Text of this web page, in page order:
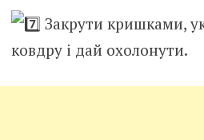
Закрути кришками,
ковдру і дай охолонути.